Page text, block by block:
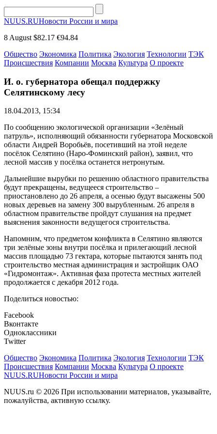
NUUS.RUНовости России и мира
8 August $82.17 €94.84
Общество Экономика Политика Экология Технологии ТЭК
Происшествия Компании Москва Культура О проекте
И. о. губернатора обещал поддержку
Селятинскому лесу
18.04.2013, 15:34
По сообщению экологической организации «Зелёный
патруль», исполняющий обязанности губернатора Московской
области Андрей Воробьёв, посетивший на этой неделе
посёлок Селятино (Наро-Фоминский район), заявил, что
лесной массив у посёлка останется нетронутым.
Дальнейшие вырубки по решению областного правительства
будут прекращены, ведущееся строительство –
приостановлено до 26 апреля, а осенью будут высажены 500
новых деревьев на замену 300 вырубленным. 26 апреля в
областном правительстве пройдут слушания на предмет
выяснения законности ведущегося строительства.
Напомним, что предметом конфликта в Селятино являются
три зелёные зоны внутри посёлка и прилегающий лесной
массив площадью 73 гектара, которые пытаются занять под
строительство местная администрация и застройщик ОАО
«Гидромонтаж». Активная фаза протеста местных жителей
продолжается с декабря 2012 года.
Поделиться новостью:
Facebook
Вконтакте
Одноклассники
Twitter
Общество Экономика Политика Экология Технологии ТЭК
Происшествия Компании Москва Культура О проекте
NUUS.RUНовости России и мира
NUUS.ru © 2026 При использовании материалов, указывайте,
пожалуйства, активную ссылку.